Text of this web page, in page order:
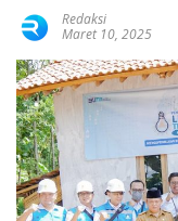
Redaksi
Maret 10, 2025